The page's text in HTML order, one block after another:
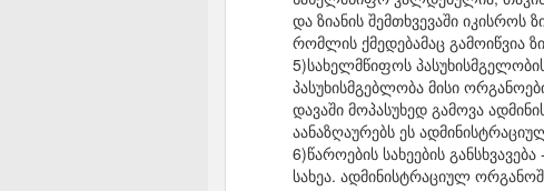
და ზიანის შემთხვევაში
რომლის ქმედებამაც გამოიწვია
5)სახელმწიფოს
პასუხისმგებლობა მისი
დავაში მოპასუხედ გამოვა
აანაზღაურებს ეს
6)წაროების სახეების
სახეა. ადმინისტრაციულ